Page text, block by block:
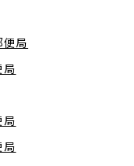
局
局
局
局